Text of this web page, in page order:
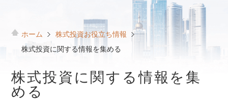
ホーム
株式投資お役立ち情報
株式投資に関する情報を集める
株式投資に関する情報を集
める